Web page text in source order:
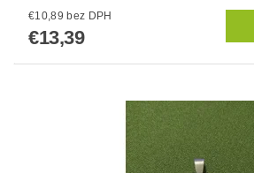
€10,89 bez DPH
€13,39